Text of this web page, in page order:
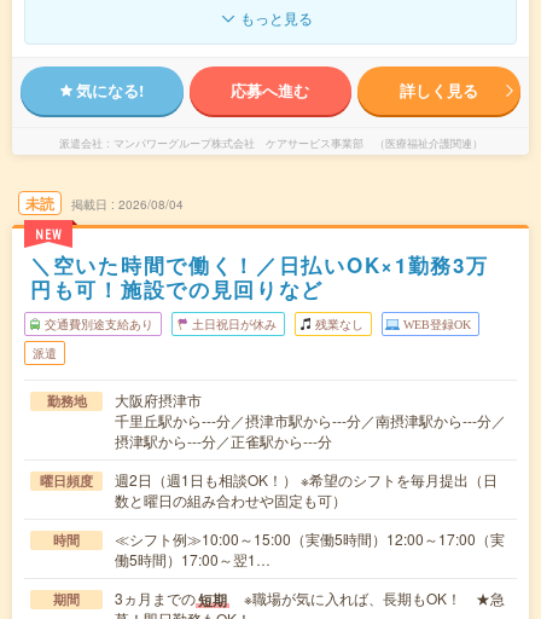
もっと見る
気になる! 応募へ進む 詳しく見る
派遣会社 マンパワーグループ株式会社 ケアサービス事業部 （医療福祉介護関連）
未読
NEW
掲載日 2026/08/04
＼空いた時間で働く！／日払いOK×1勤務3万
円も可！施設での見回りなど
交通費別途支給あり 土日祝日が休み 残業なし WEB登録OK
派遣
勤務地
大阪府摂津市
千里丘駅から---分／摂津市駅から---分／南摂津駅から---分／
摂津駅から---分／正雀駅から---分
曜日頻度
週2日（週1日も相談OK！） ※希望のシフトを毎月提出（日
数と曜日の組み合わせや固定も可）
時間
≪シフト例≫10:00～15:00（実働5時間）12:00～17:00（実
働5時間）17:00～翌1…
期間 3ヵ月までの短期
※職場が気に入れば、長期もOK！ ★急